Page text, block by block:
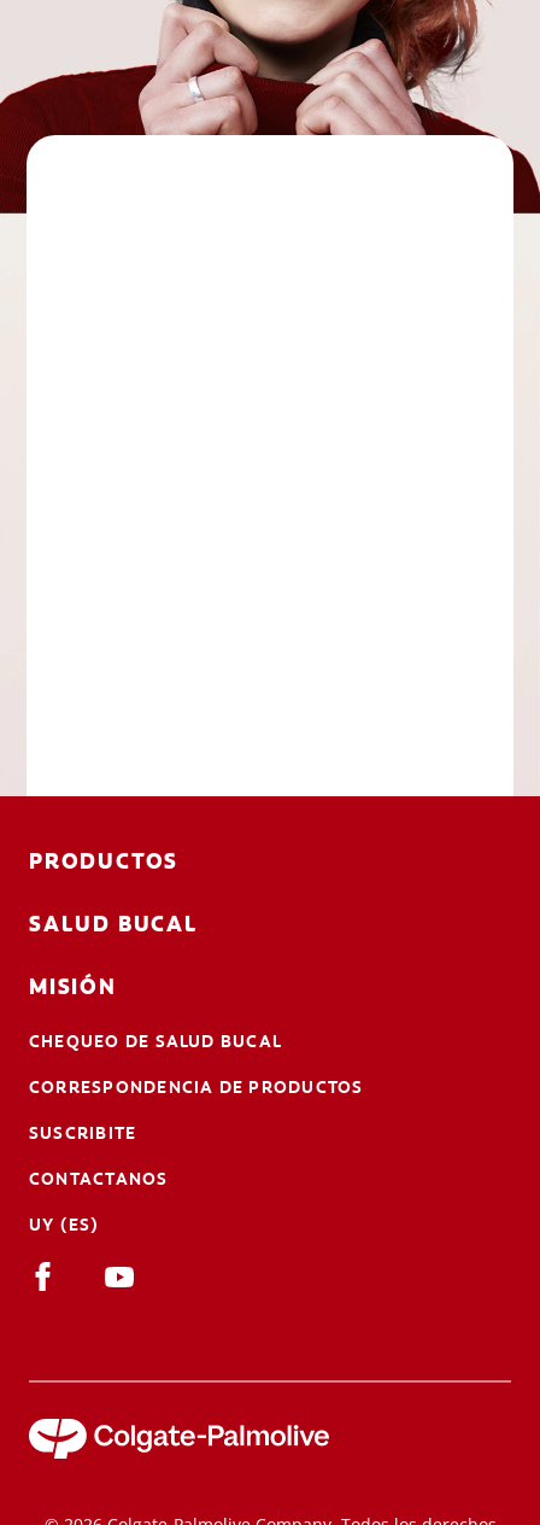
PRODUCTOS
SALUD BUCAL
MISIÓN
CHEQUEO DE SALUD BUCAL
CORRESPONDENCIA DE PRODUCTOS
SUSCRIBITE
CONTACTANOS
UY (ES)